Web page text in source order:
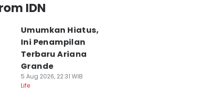
IDN
Umumkan Hiatus,
Ini Penampilan
Terbaru Ariana
Grande
5 Aug 2026, 22:31 WIB
Life